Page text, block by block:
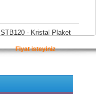
STB120 - Kristal Plaket
Fiyat isteyiniz